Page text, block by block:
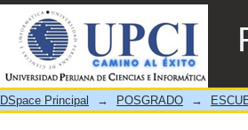
Perfil didáctico y
DSpace Principal → POSGRADO →